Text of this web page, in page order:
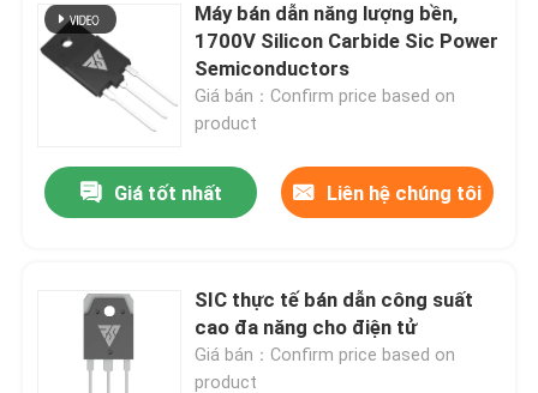
Máy bán dẫn năng lượng bền,
1700V Silicon Carbide Sic Power
Semiconductors
Giá bán：Confirm price based on
product
Giá tốt nhất Liên hệ chúng tôi
SIC thực tế bán dẫn công suất
cao đa năng cho điện tử
Giá bán：Confirm price based on
product